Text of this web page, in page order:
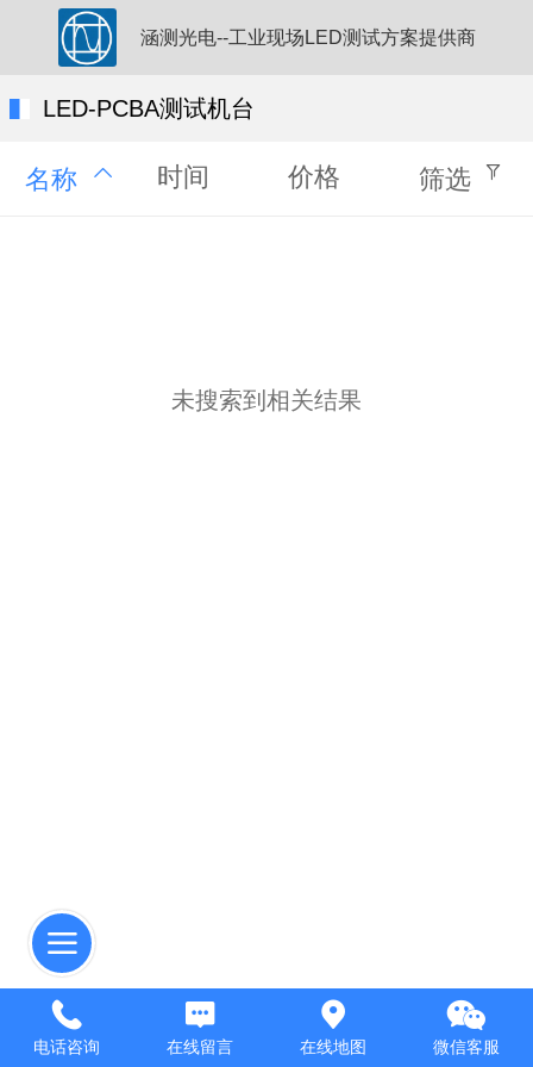
涵测光电--工业现场LED测试方案提供商
LED-PCBA测试机台
名称 时间 价格 筛选
未搜索到相关结果
电话咨询 在线留言 在线地图 微信客服